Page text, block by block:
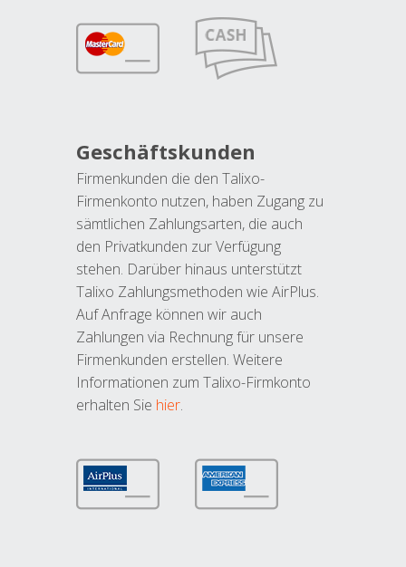
Geschäftskunden
Firmenkunden die den Talixo-
Firmenkonto nutzen, haben Zugang zu
sämtlichen Zahlungsarten, die auch
den Privatkunden zur Verfügung
stehen. Darüber hinaus unterstützt
Talixo Zahlungsmethoden wie AirPlus.
Auf Anfrage können wir auch
Zahlungen via Rechnung für unsere
Firmenkunden erstellen. Weitere
Informationen zum Talixo-Firmkonto
erhalten Sie hier.